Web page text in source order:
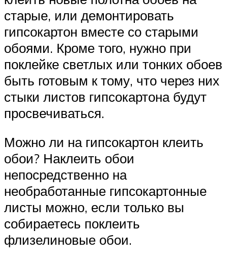
старые, или демонтировать
гипсокартон вместе со старыми
обоями. Кроме того, нужно при
поклейке светлых или тонких обоев
быть готовым к тому, что через них
стыки листов гипсокартона будут
просвечиваться.
Можно ли на гипсокартон клеить
обои? Наклеить обои
непосредственно на
необработанные гипсокартонные
листы можно, если только вы
собираетесь поклеить
флизелиновые обои.